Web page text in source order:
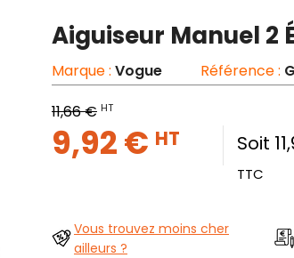
Aiguiseur Manuel 2
Marque : Vogue Référence :
11,66 € HT
9,92 € HT Soit
TTC
Vous trouvez moins cher
ailleurs ?